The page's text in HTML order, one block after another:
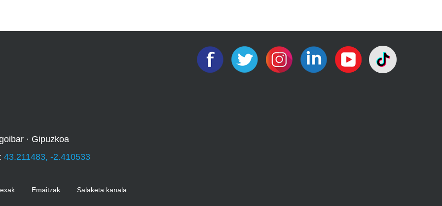
· Gipuzkoa
43.211483, -2.410533
Emaitzak Salaketa kanala